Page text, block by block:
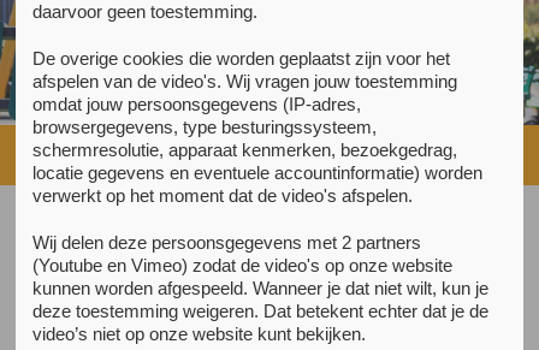
Home»Jongeren»Ik heb moeite met contacten
Ik heb moeite met contacten
Vind je het lastig om contact te maken met anderen? Of
kun je niet goed tegen veranderingen?
daarvoor geen toestemming.
De overige cookies die worden geplaatst zijn voor het
afspelen van de video's. Wij vragen jouw toestemming
omdat jouw persoonsgegevens (IP-adres,
browsergegevens, type besturingssysteem,
schermresolutie, apparaat kenmerken, bezoekgedrag,
locatie gegevens en eventuele accountinformatie) worden
verwerkt op het moment dat de video's afspelen.
Wij delen deze persoonsgegevens met 2 partners
(Youtube en Vimeo) zodat de video's op onze website
kunnen worden afgespeeld. Wanneer je dat niet wilt, kun je
deze toestemming weigeren. Dat betekent echter dat je de
video’s niet op onze website kunt bekijken.